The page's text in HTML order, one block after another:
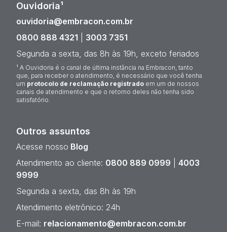
Ouvidoria¹
ouvidoria@embracon.com.br
0800 888 4321
3003 7351
Segunda a sexta, das 8h às 19h, exceto feriados
¹ A Ouvidoria é o canal de última instância na Embracon, tanto
que, para receber o atendimento, é necessário que você tenha
um protocolo de reclamação registrado em um de nossos
canais de atendimento e que o retorno deles não tenha sido
satisfatório.
Outros assuntos
Acesse nosso Blog
Atendimento ao cliente: 0800 889 0999
4003
9999
Segunda a sexta, das 8h às 19h
Atendimento eletrônico: 24h
E-mail: relacionamento@embracon.com.br